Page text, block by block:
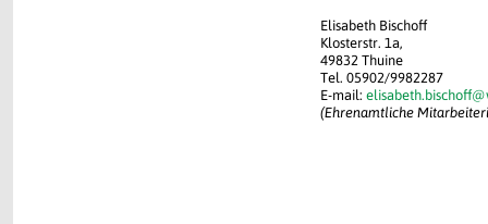
Elisabeth Bischoff
Klosterstr. 1a,
49832 Thuine
Tel. 05902/9982287
E-mail:
(Ehrenamtliche